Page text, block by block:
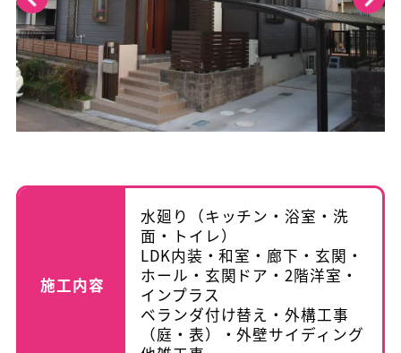
施工内容
水廻り（キッチン・浴室・洗
面・トイレ）
LDK内装・和室・廊下・玄関・
ホール・玄関ドア・2階洋室・
インプラス
ベランダ付け替え・外構工事
（庭・表）・外壁サイディング